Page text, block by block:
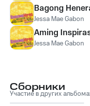
Bagong
Jessa Mae Gabon
Aming
Jessa Mae Gabon
Сборники
Участие в других